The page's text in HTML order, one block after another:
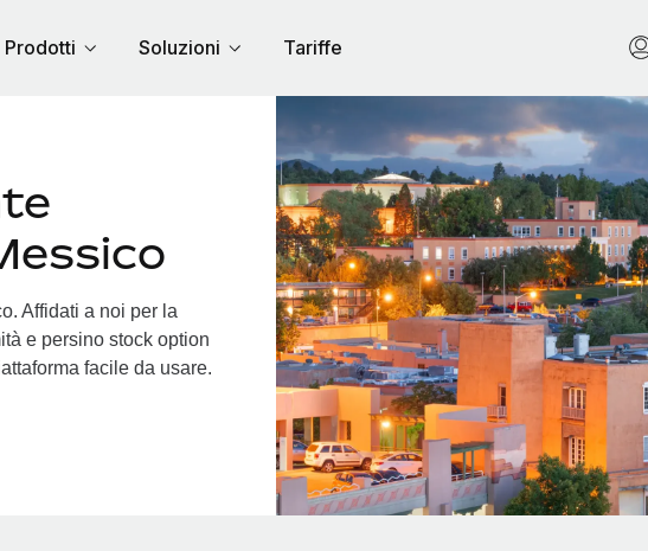
Prodotti Soluzioni Tariffe
Affidati a noi per la
e persino stock option
facile da usare.